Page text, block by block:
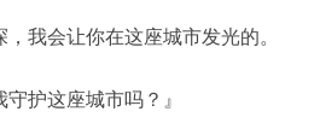
，我会让你在这座城市发光的。
护这座城市吗？』